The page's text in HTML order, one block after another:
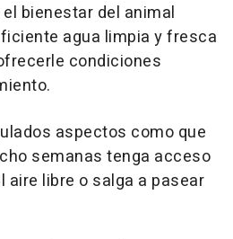
bienestar del animal
agua limpia y fresca
condiciones
aspectos como que
semanas tenga acceso
aire libre o salga a pasear